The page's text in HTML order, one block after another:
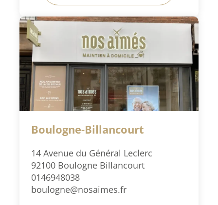
Boulogne-Billancourt
14 Avenue du Général Leclerc
92100 Boulogne Billancourt
0146948038
boulogne@nosaimes.fr